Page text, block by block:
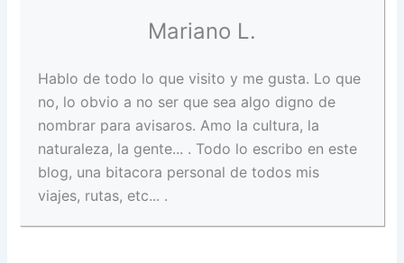
Mariano L.
Hablo de todo lo que visito y me gusta. Lo que
no, lo obvio a no ser que sea algo digno de
nombrar para avisaros. Amo la cultura, la
naturaleza, la gente... . Todo lo escribo en este
blog, una bitacora personal de todos mis
viajes, rutas, etc... .